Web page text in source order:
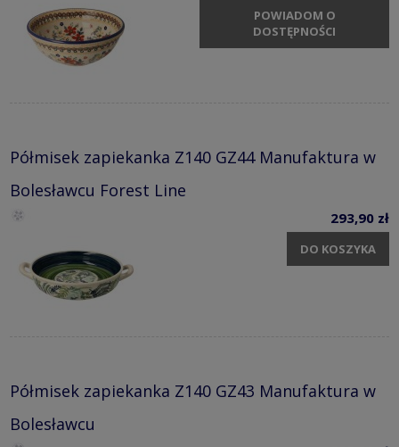
POWIADOM O
DOSTĘPNOŚCI
Półmisek zapiekanka Z140 GZ44 Manufaktura w
Bolesławcu Forest Line
293,90 zł
DO KOSZYKA
Półmisek zapiekanka Z140 GZ43 Manufaktura w
Bolesławcu